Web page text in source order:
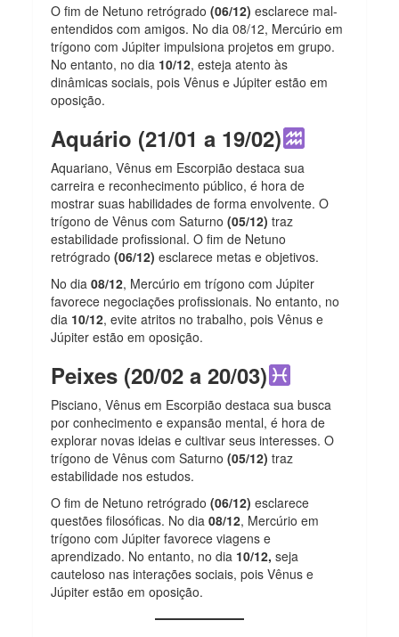
O fim de Netuno retrógrado(06/12) esclarece mal-
entendidos com amigos. No dia 08/12, Mercúrio em
trígono com Júpiter impulsiona projetos em grupo.
No entanto, no dia 10/12, esteja atento às
dinâmicas sociais, pois Vênus e Júpiter estão em
oposição.
Aquário (21/01 a 19/02)
Aquariano, Vênus em Escorpião destaca sua
carreira e reconhecimento público, é hora de
mostrar suas habilidades de forma envolvente. O
trígono de Vênus com Saturno(05/12) traz
estabilidade profissional. O fim de Netuno
retrógrado(06/12)esclarece metas e objetivos.
No dia08/12, Mercúrio em trígono com Júpiter
favorece negociações profissionais. No entanto, no
dia 10/12, evite atritos no trabalho, pois Vênus e
Júpiter estão em oposição.
Peixes (20/02 a 20/03)
Pisciano, Vênus em Escorpião destaca sua busca
por conhecimento e expansão mental, é hora de
explorar novas ideias e cultivar seus interesses. O
trígono de Vênus com Saturno(05/12) traz
estabilidade nos estudos.
O fim de Netuno retrógrado(06/12) esclarece
questões filosóficas. No dia08/12, Mercúrio em
trígono com Júpiter favorece viagens e
aprendizado. No entanto, no dia 10/12, seja
cauteloso nas interações sociais, pois Vênus e
Júpiter estão em oposição.